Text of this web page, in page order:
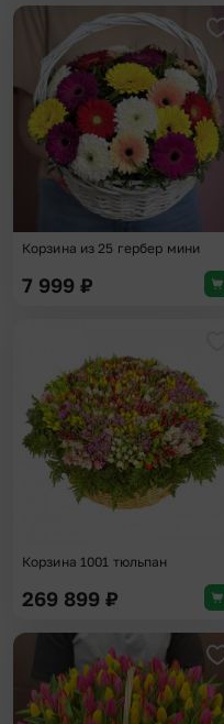
Корзина из 25 гербер мини
7 999 ₽
Корзина 1001 тюльпан
269 899 ₽